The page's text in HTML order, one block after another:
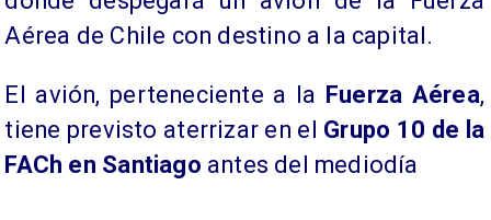
Aérea de Chile con destino a la capital.
El avión, perteneciente a la Fuerza Aérea,
tiene previsto aterrizar en el Grupo 10 de la
FACh en Santiago antes del mediodía